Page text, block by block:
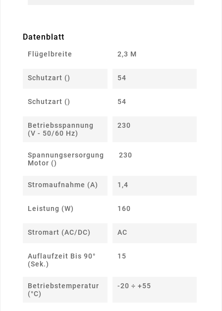
Datenblatt
Flügelbreite 2,3 M
Schutzart () 54
Schutzart () 54
Betriebsspannung
(V - 50/60 Hz)
230
Spannungsersorgung
Motor ()
230
Stromaufnahme (A) 1,4
Leistung (W) 160
Stromart (AC/DC) AC
Auflaufzeit Bis 90°
(Sek.)
15
Betriebstemperatur
(°C)
-20 ÷ +55